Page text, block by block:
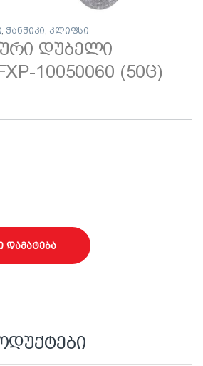
, ჭანჭიკი, კლიფსი
დუბელი
10050060 (50ც)
ჭანჭიკით SFXP-10050060 (50ც)
დამატება